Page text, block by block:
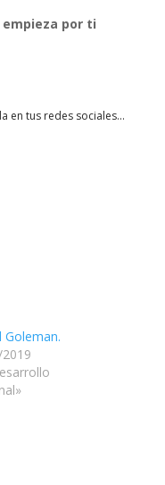
por ti
en tus redes sociales...
Goleman.